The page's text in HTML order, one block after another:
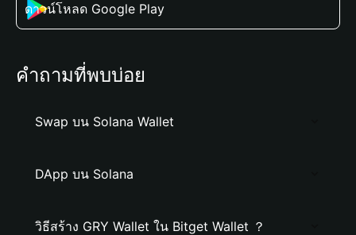
ดาวน์โหลด Google Play
คำถามที่พบบ่อย
Swap บน Solana Wallet
DApp บน Solana
วิธีสร้าง GRY Wallet ใน Bitget Wallet ？